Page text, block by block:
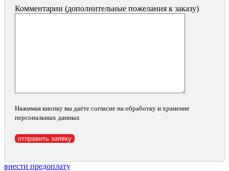
Комментарии (дополнительные пожелания к заказу)
Нажимая кнопку вы даёте согласие на обработку и хранение
персональных данных
внести предоплату